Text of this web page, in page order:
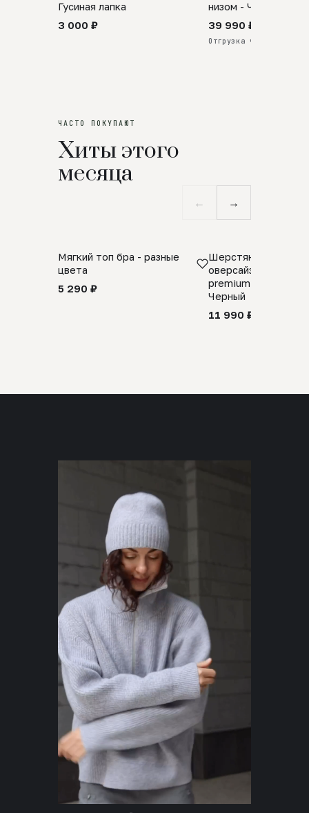
Гусиная лапка
3 000 ₽
низом - Черный
39 990 ₽
Отгрузка через 25 дней
ЧАСТО ПОКУПАЮТ
Хиты этого
месяца
← →
Мягкий топ бра - разные
цвета
5 290 ₽
Шерстяной свитер
оверсайз 100%
premium merino
Черный
11 990 ₽